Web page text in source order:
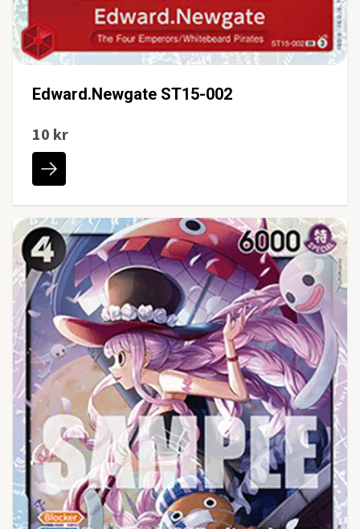
Edward.Newgate ST15-002
10 kr